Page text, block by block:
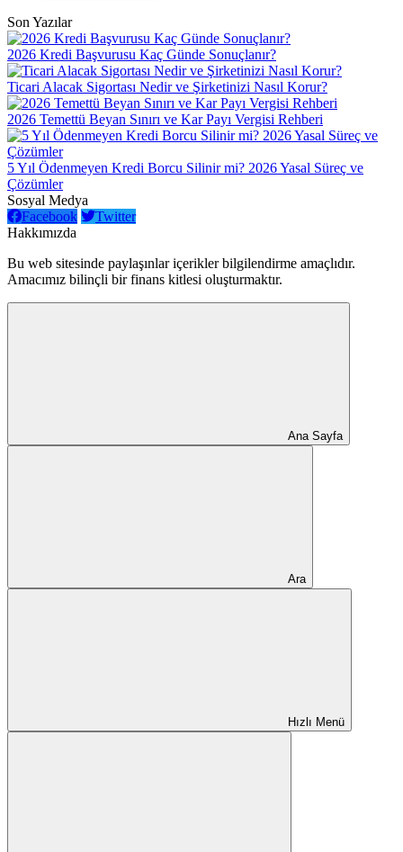
Son Yazılar
2026 Kredi Başvurusu Kaç Günde Sonuçlanır?
Ticari Alacak Sigortası Nedir ve Şirketinizi Nasıl Korur?
2026 Temettü Beyan Sınırı ve Kar Payı Vergisi Rehberi
5 Yıl Ödenmeyen Kredi Borcu Silinir mi? 2026 Yasal Süreç ve
Çözümler
Sosyal Medya
Facebook
Twitter
Hakkımızda
Bu web sitesinde paylaşınlar içerikler bilgilendirme amaçlıdır.
Amacımız bilinçli bir finans kitlesi oluşturmaktır.
Ana Sayfa
Ara
Hızlı Menü